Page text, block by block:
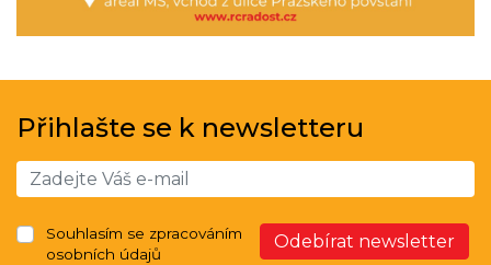
Přihlašte se k newsletteru
Souhlasím se zpracováním
osobních údajů
Odebírat newsletter